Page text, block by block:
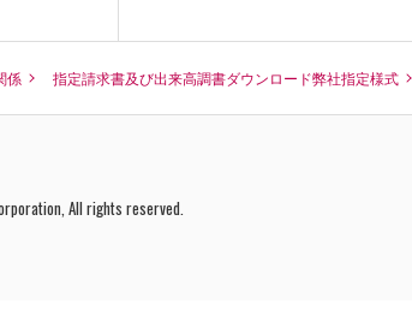
係 指定請求書及び出来高調書ダウンロード弊社指定様式
All rights reserved.